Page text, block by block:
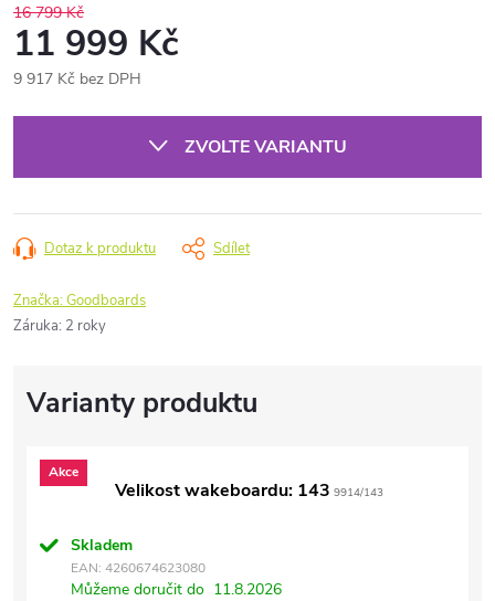
16 799 Kč
11 999 Kč
9 917 Kč bez DPH
ZVOLTE VARIANTU
Dotaz k produktu Sdílet
Značka:Goodboards
Záruka: 2 roky
Akce
Velikost wakeboardu: 143 9914/143
Skladem
EAN: 4260674623080
Můžeme doručit do 11.8.2026